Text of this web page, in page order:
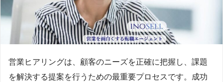
営業ヒアリングは、顧客のニーズを正確に把握し、課題
を解決する提案を行うための最重要プロセスです。成功